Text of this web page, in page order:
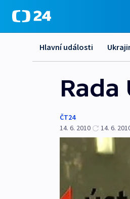
Hlavní události
Rada
ČT24
14. 6. 2010
14. 6.